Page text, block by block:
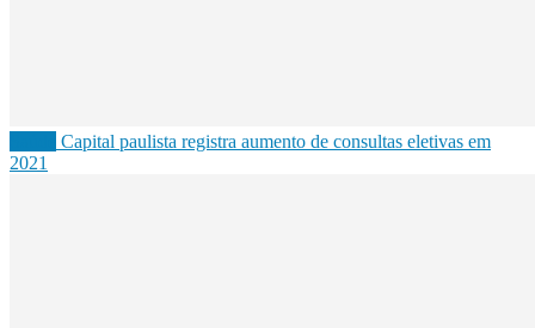
Capital paulista registra aumento de consultas eletivas em
2021